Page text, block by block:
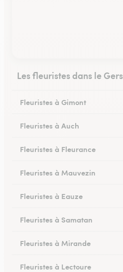
Les fleuristes dans le
Fleuristes à Gimont
Fleuristes à Auch
Fleuristes à Fleurance
Fleuristes à Mauvezin
Fleuristes à Eauze
Fleuristes à Samatan
Fleuristes à Mirande
Fleuristes à Lectoure